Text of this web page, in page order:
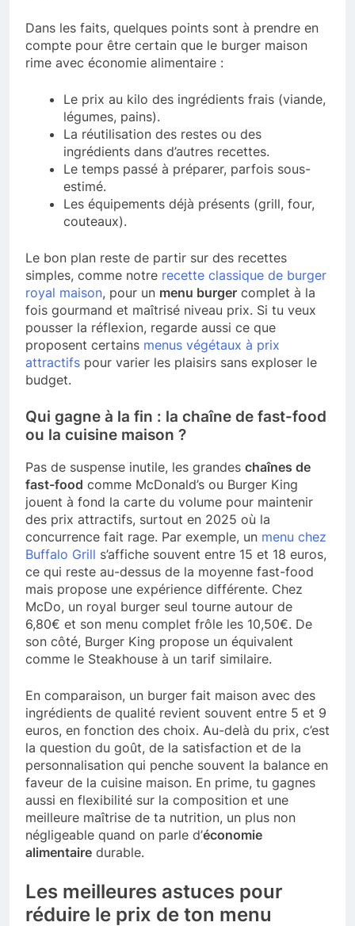
Dans les faits, quelques points sont à prendre en
compte pour être certain que le burger maison
rime avec économie alimentaire :
Le prix au kilo des ingrédients frais (viande,
légumes, pains).
La réutilisation des restes ou des
ingrédients dans d’autres recettes.
Le temps passé à préparer, parfois sous-
estimé.
Les équipements déjà présents (grill, four,
couteaux).
Le bon plan reste de partir sur des recettes
simples, comme notre recette classique de burger
royal maison, pour un menu burger complet à la
fois gourmand et maîtrisé niveau prix. Si tu veux
pousser la réflexion, regarde aussi ce que
proposent certains menus végétaux à prix
attractifs pour varier les plaisirs sans exploser le
budget.
Qui gagne à la fin : la chaîne de fast-food
ou la cuisine maison ?
Pas de suspense inutile, les grandes chaînes de
fast-food comme McDonald’s ou Burger King
jouent à fond la carte du volume pour maintenir
des prix attractifs, surtout en 2025 où la
concurrence fait rage. Par exemple, un menu chez
Buffalo Grill s’affiche souvent entre 15 et 18 euros,
ce qui reste au-dessus de la moyenne fast-food
mais propose une expérience différente. Chez
McDo, un royal burger seul tourne autour de
6,80€ et son menu complet frôle les 10,50€. De
son côté, Burger King propose un équivalent
comme le Steakhouse à un tarif similaire.
En comparaison, un burger fait maison avec des
ingrédients de qualité revient souvent entre 5 et 9
euros, en fonction des choix. Au-delà du prix, c’est
la question du goût, de la satisfaction et de la
personnalisation qui penche souvent la balance en
faveur de la cuisine maison. En prime, tu gagnes
aussi en flexibilité sur la composition et une
meilleure maîtrise de ta nutrition, un plus non
négligeable quand on parle d’économie
alimentaire durable.
Les meilleures astuces pour
réduire le prix de ton menu